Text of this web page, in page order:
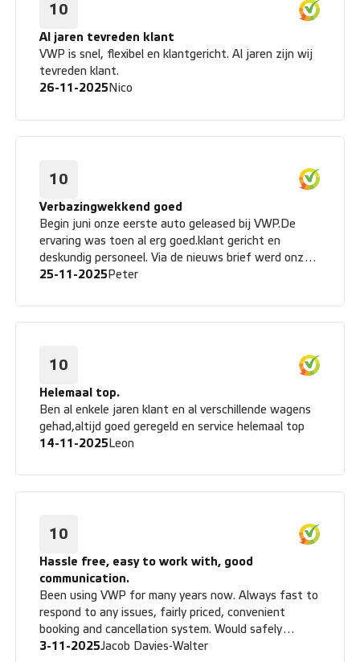
10
Al jaren tevreden klant
VWP is snel, flexibel en klantgericht. Al jaren zijn wij
tevreden klant.
26-11-2025 Nico
10
Verbazingwekkend goed
Begin juni onze eerste auto geleased bij VWP.De
ervaring was toen al erg goed.klant gericht en
deskundig personeel. Via de nieuws brief werd onze
aandacht gevestigd op een iets grotere auto. Maar
Toch een offerte aangevraagd en tot onze verbazing
konden we wisselen van auto. Alles werd super snel
kiezen.. De overgang van het oude naar het nieuwe
contract is vloeiend verlopen. Conclusie :wij zijn heel
tevreden over VWP,en bevelen het bedtijf van harte
aan
25-11-2025 Peter
10
Helemaal top.
Ben al enkele jaren klant en al verschillende wagens
gehad,altijd goed geregeld en service helemaal top
14-11-2025 Leon
10
Hassle free, easy to work with, good
communication.
Been using VWP for many years now. Always fast to
respond to any issues, fairly priced, convenient
booking and cancellation system. Would safely
recommend them.
3-11-2025Jacob Davies-Walter